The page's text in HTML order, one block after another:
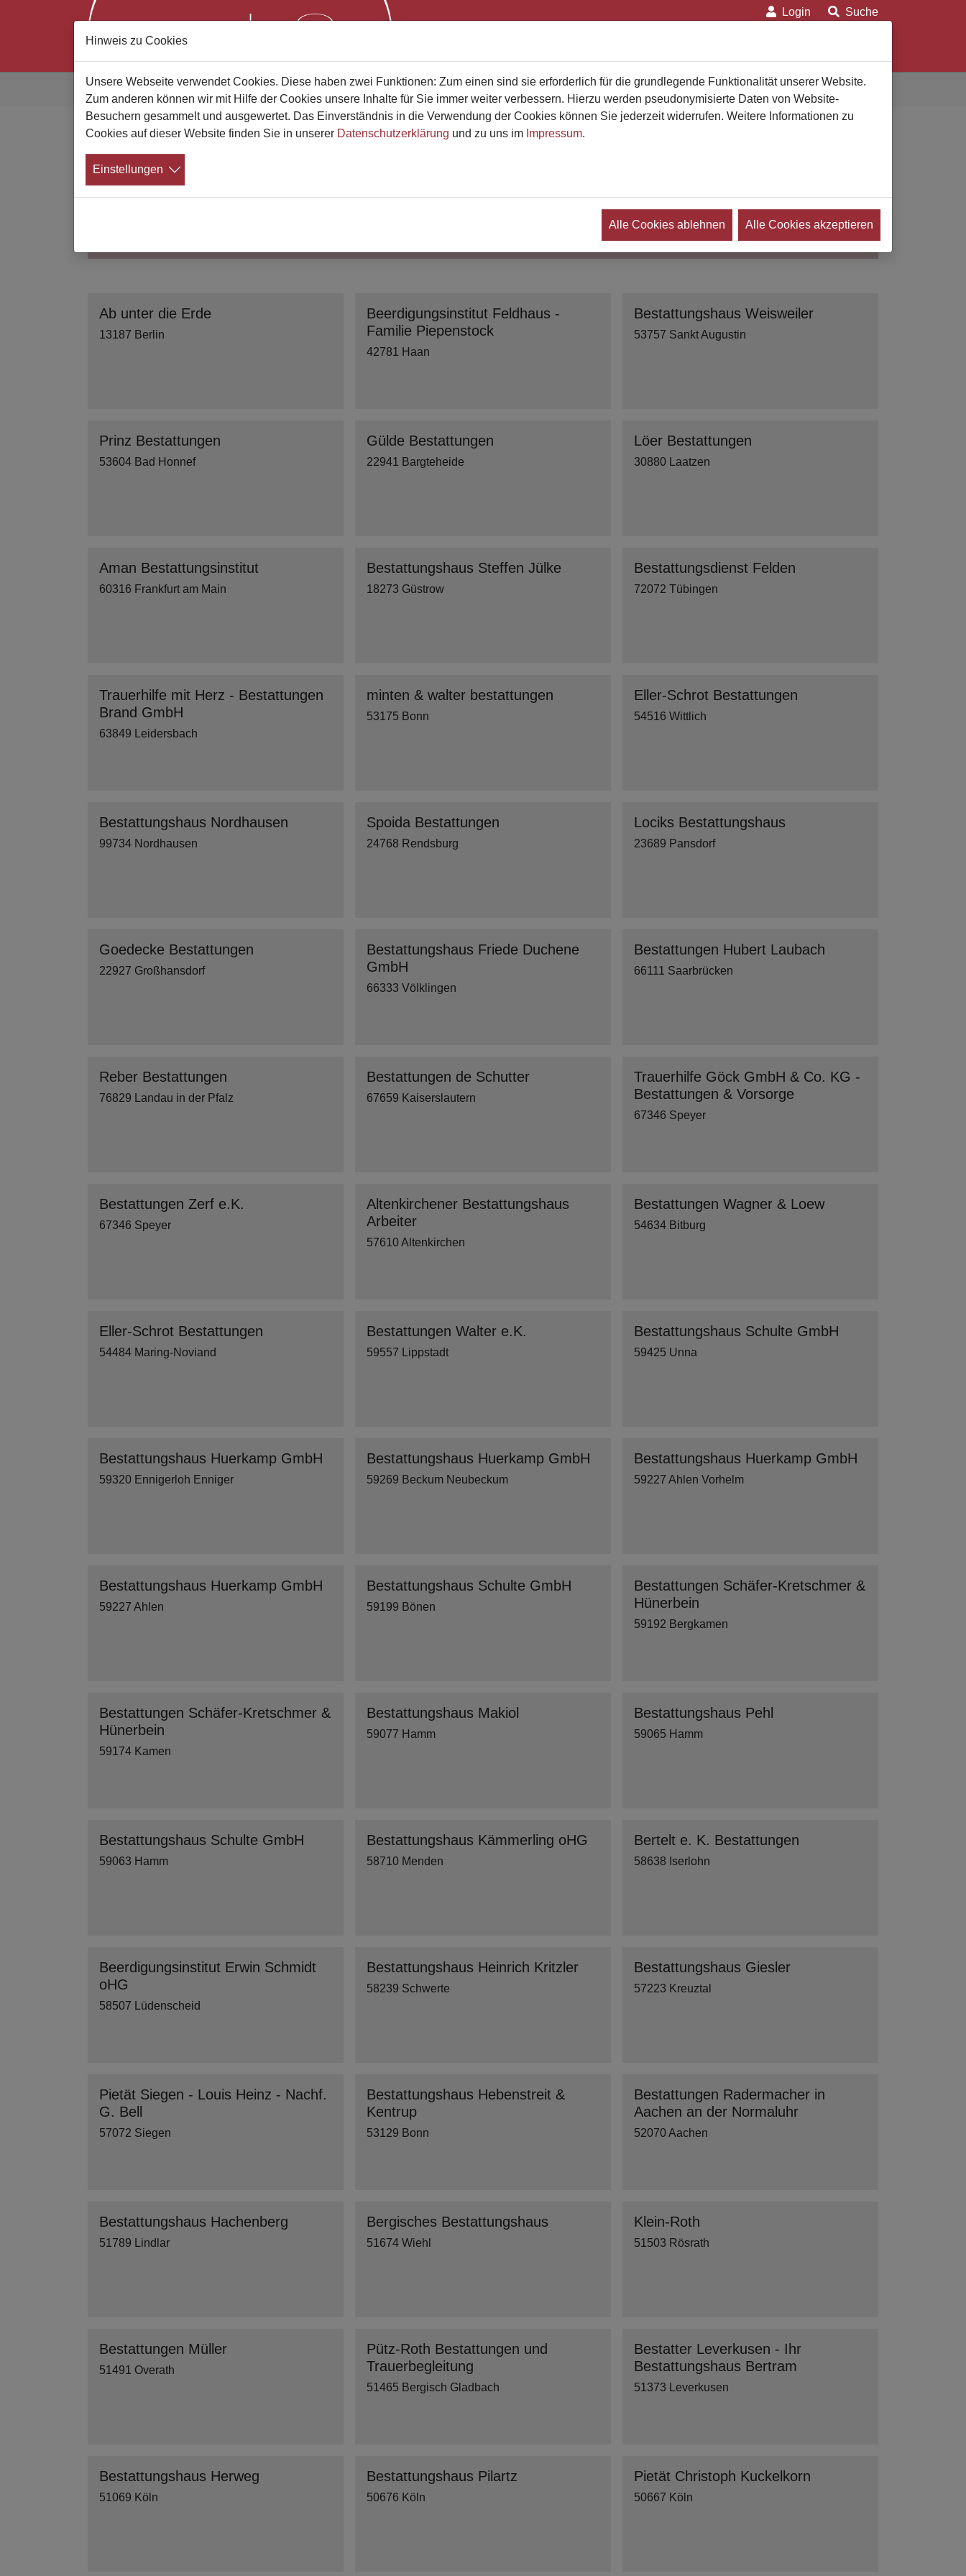
Zum Hauptinhalt springen
Login Suche
Sie sind hier:
Gute Bestatter Bestatterliste Suchergebnisse
Bestattungsunternehmen finden
Suchen Sie jemand bestimmten? Wo suchen Sie?
Suchen
Ab unter die Erde
13187 Berlin
Beerdigungsinstitut Feldhaus -
Familie Piepenstock
42781 Haan
Bestattungshaus Weisweiler
53757 Sankt Augustin
Prinz Bestattungen
53604 Bad Honnef
Gülde Bestattungen
22941 Bargteheide
Löer Bestattungen
30880 Laatzen
Aman Bestattungsinstitut
60316 Frankfurt am Main
Bestattungshaus Steffen Jülke
18273 Güstrow
Bestattungsdienst Felden
72072 Tübingen
Trauerhilfe mit Herz - Bestattungen
Brand GmbH
63849 Leidersbach
minten & walter bestattungen
53175 Bonn
Eller-Schrot Bestattungen
54516 Wittlich
Bestattungshaus Nordhausen
99734 Nordhausen
Spoida Bestattungen
24768 Rendsburg
Lociks Bestattungshaus
23689 Pansdorf
Goedecke Bestattungen
22927 Großhansdorf
Bestattungshaus Friede Duchene
GmbH
66333 Völklingen
Bestattungen Hubert Laubach
66111 Saarbrücken
Reber Bestattungen
76829 Landau in der Pfalz
Bestattungen de Schutter
67659 Kaiserslautern
Trauerhilfe Göck GmbH & Co. KG -
Bestattungen & Vorsorge
67346 Speyer
Bestattungen Zerf e.K.
67346 Speyer
Altenkirchener Bestattungshaus
Arbeiter
57610 Altenkirchen
Bestattungen Wagner & Loew
54634 Bitburg
Eller-Schrot Bestattungen
54484 Maring-Noviand
Bestattungen Walter e.K.
59557 Lippstadt
Bestattungshaus Schulte GmbH
59425 Unna
Bestattungshaus Huerkamp GmbH
59320 Ennigerloh Enniger
Bestattungshaus Huerkamp GmbH
59269 Beckum Neubeckum
Bestattungshaus Huerkamp GmbH
59227 Ahlen Vorhelm
Bestattungshaus Huerkamp GmbH
59227 Ahlen
Bestattungshaus Schulte GmbH
59199 Bönen
Bestattungen Schäfer-Kretschmer &
Hünerbein
59192 Bergkamen
Bestattungen Schäfer-Kretschmer &
Hünerbein
59174 Kamen
Bestattungshaus Makiol
59077 Hamm
Bestattungshaus Pehl
59065 Hamm
Bestattungshaus Schulte GmbH
59063 Hamm
Bestattungshaus Kämmerling oHG
58710 Menden
Bertelt e. K. Bestattungen
58638 Iserlohn
Beerdigungsinstitut Erwin Schmidt
oHG
58507 Lüdenscheid
Bestattungshaus Heinrich Kritzler
58239 Schwerte
Bestattungshaus Giesler
57223 Kreuztal
Pietät Siegen - Louis Heinz - Nachf.
G. Bell
57072 Siegen
Bestattungshaus Hebenstreit &
Kentrup
53129 Bonn
Bestattungen Radermacher in
Aachen an der Normaluhr
52070 Aachen
Bestattungshaus Hachenberg
51789 Lindlar
Bergisches Bestattungshaus
51674 Wiehl
Klein-Roth
51503 Rösrath
Bestattungen Müller
51491 Overath
Pütz-Roth Bestattungen und
Trauerbegleitung
51465 Bergisch Gladbach
Bestatter Leverkusen - Ihr
Bestattungshaus Bertram
51373 Leverkusen
Bestattungshaus Herweg
51069 Köln
Bestattungshaus Pilartz
50676 Köln
Pietät Christoph Kuckelkorn
50667 Köln
Hinweis zu Cookies
Unsere Webseite verwendet Cookies. Diese haben zwei Funktionen: Zum einen sind sie erforderlich für die grundlegende Funktionalität unserer Website.
Zum anderen können wir mit Hilfe der Cookies unsere Inhalte für Sie immer weiter verbessern. Hierzu werden pseudonymisierte Daten von Website-
Besuchern gesammelt und ausgewertet. Das Einverständnis in die Verwendung der Cookies können Sie jederzeit widerrufen. Weitere Informationen zu
Cookies auf dieser Website finden Sie in unserer Datenschutzerklärung und zu uns im Impressum.
Einstellungen
Alle Cookies ablehnen Alle Cookies akzeptieren